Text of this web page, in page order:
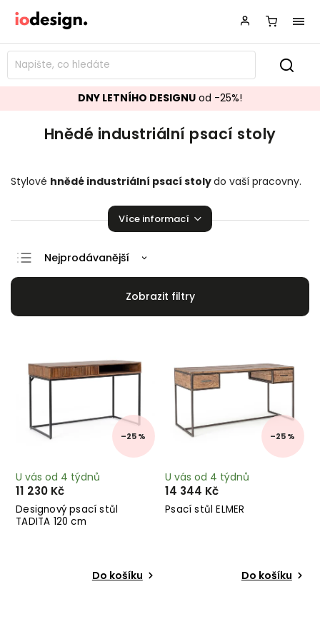
DNY LETNÍHO DESIGNU od -25%!
Hnědé industriální psací stoly
Stylové hnědé industriální psací stolydo vaší pracovny.
Více informací
Doporučujeme
Nejprodávanější
–25 %
Designový psací stůl
TADITA 120 cm
U vás od 4 týdnů
11 230 Kč
Do košíku
–25 %
Psací stůl ELMER
U vás od 4 týdnů
14 344 Kč
Do košíku